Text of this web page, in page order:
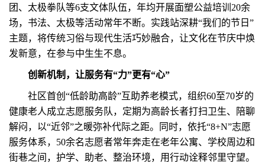
团、太极拳队等6支文体队伍，年均开展面塑公益培训20余
场，书法、太极等活动常年不断。实践站深耕“我们的节日”
主题，将传统习俗与现代生活巧妙融合，让文化在节庆中焕
发新意，在参与中生生不息。
创新机制，让服务有“力”更有“心”
社区首创“低龄助高龄”互助养老模式，组织60至70岁的
健康老人成立志愿服务队，定期为高龄长者打扫卫生、陪聊
解闷，以“近邻”之暖弥补代际之距。同时，依托“8+N”志愿
服务体系，50余名志愿者常年奔走在老年公寓、学校周边和
街巷之间，护学、助老、整治环境，用行动诠释邻里守望。